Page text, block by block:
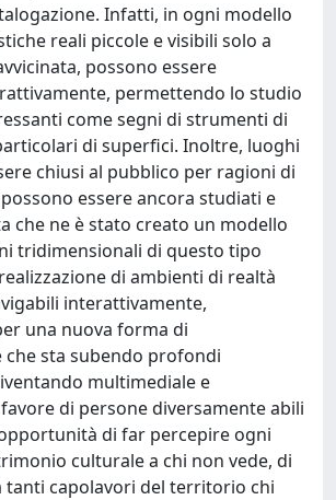
Infatti, in ogni modello
reali piccole e visibili solo a
possono essere
permettendo lo studio
come segni di strumenti di
di superfici. Inoltre, luoghi
chiusi al pubblico per ragioni di
essere ancora studiati e
che ne è stato creato un modello
tridimensionali di questo tipo
di ambienti di realtà
interattivamente,
una nuova forma di
che sta subendo profondi
multimediale e
di persone diversamente abili
di far percepire ogni
culturale a chi non vede, di
tanti capolavori del territorio chi